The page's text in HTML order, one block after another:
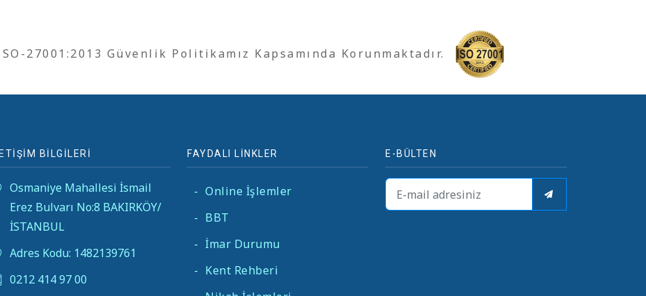
27001:2013 Güvenlik Politikamız Kapsamında Korunmaktadır.
BİLGİLERİ
Osmaniye Mahallesi İsmail
Erez Bulvarı No:8 BAKIRKÖY/
İSTANBUL
Adres Kodu: 1482139761
0212 414 97 00
FAYDALI LİNKLER
- Online İşlemler
- BBT
- İmar Durumu
- Kent Rehberi
E-BÜLTEN